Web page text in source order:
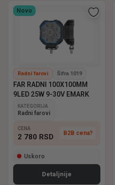
Novo
Radni farovi Šifra 1019
FAR RADNI 100X100MM
9LED 25W 9-30V EMARK
KATEGORIJA
Radni farovi
CENA
2 780 RSD B2B cena?
Uskoro
Detaljnije